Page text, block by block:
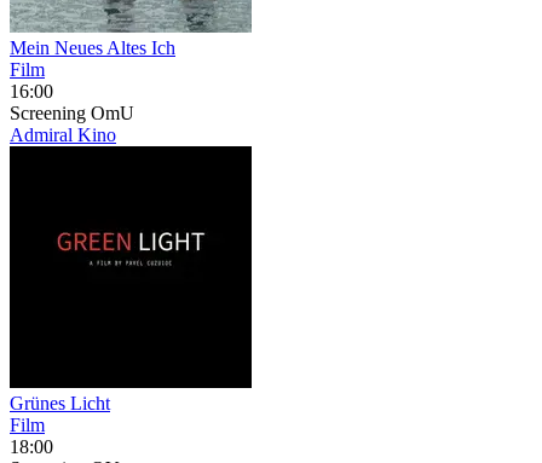
Mein Neues Altes Ich
Film
16:00
Screening OmU
Admiral Kino
Grünes Licht
Film
18:00